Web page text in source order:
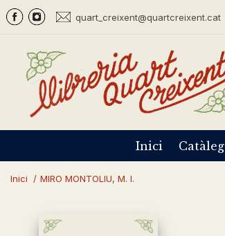
quart_creixent@quartcreixent.cat
Inici Catàleg
Inici / MIRO MONTOLIU, M. I.